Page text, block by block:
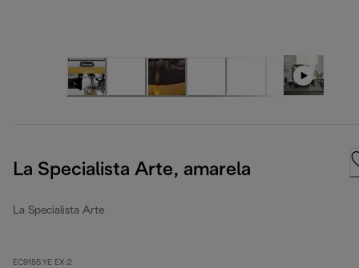
La Specialista Arte, amarela
La Specialista Arte
EC9155.YE EX:2